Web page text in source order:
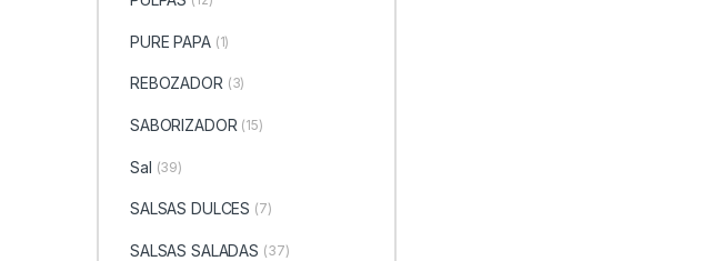
PURE PAPA (1)
REBOZADOR (3)
SABORIZADOR (15)
Sal (39)
SALSAS DULCES (7)
SALSAS SALADAS (37)